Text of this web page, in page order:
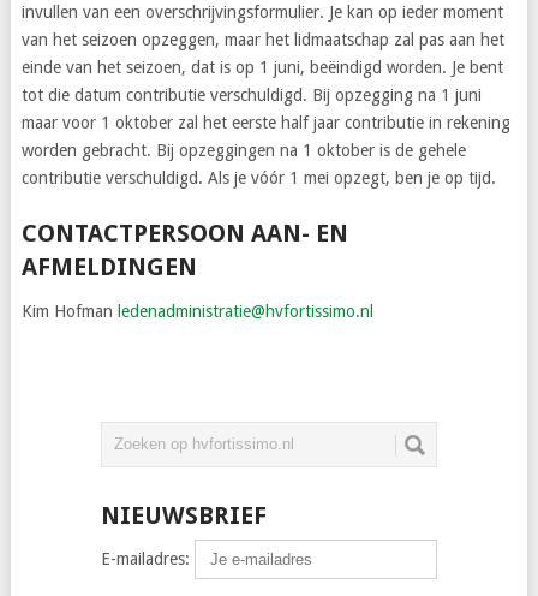
invullen van een overschrijvingsformulier. Je kan op ieder moment
van het seizoen opzeggen, maar het lidmaatschap zal pas aan het
einde van het seizoen, dat is op 1 juni, beëindigd worden. Je bent
tot die datum contributie verschuldigd. Bij opzegging na 1 juni
maar voor 1 oktober zal het eerste half jaar contributie in rekening
worden gebracht. Bij opzeggingen na 1 oktober is de gehele
contributie verschuldigd. Als je vóór 1 mei opzegt, ben je op tijd.
CONTACTPERSOON AAN- EN
AFMELDINGEN
Kim Hofman ledenadministratie@hvfortissimo.nl
NIEUWSBRIEF
E-mailadres: